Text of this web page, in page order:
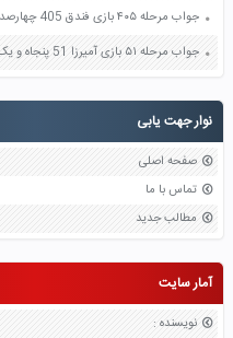
نوار جهت یابی
صفحه اصلی
تماس با ما
مطالب جدید
آمار سایت
نویسنده :
جواب مرحله ۴۰۵ بازی فندق 405 چهارصد و پنج پاسخ
جواب مرحله ۵۱ بازی آمیرزا 51 پنجاه و یک پاسخ